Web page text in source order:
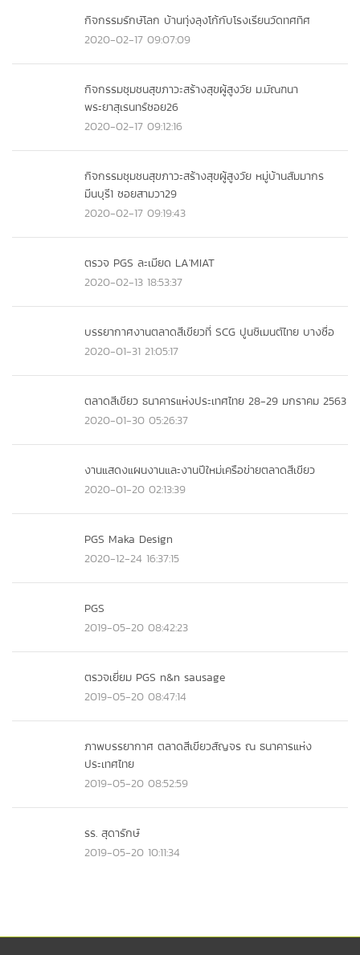
กิจกรรมรักษ์โลก บ้านทุ่งลุงโก้กับโรงเรียนวัดทศทิศ
2020-02-17 09:07:09
กิจกรรมชุมชนสุขภาวะสร้างสุขผู้สูงวัย ม.มัณฑนา
พระยาสุเรนทร์ซอย26
2020-02-17 09:12:16
กิจกรรมชุมชนสุขภาวะสร้างสุขผู้สูงวัย หมู่บ้านสัมมากร
มีนบุรี1 ซอยสามวา29
2020-02-17 09:19:43
ตรวจ PGS ละเมียด LA'MIAT
2020-02-13 18:53:37
บรรยากาศงานตลาดสีเขียวที่ SCG ปูนซิเมนต์ไทย บางซื่อ
2020-01-31 21:05:17
ตลาดสีเขียว ธนาคารแห่งประเทศไทย 28-29 มกราคม 2563
2020-01-30 05:26:37
งานแสดงแผนงานและงานปีใหม่เครือข่ายตลาดสีเขียว
2020-01-20 02:13:39
PGS Maka Design
2020-12-24 16:37:15
PGS
2019-05-20 08:42:23
ตรวจเยี่ยม PGS n&n sausage
2019-05-20 08:47:14
ภาพบรรยากาศ ตลาดสีเขียวสัญจร ณ ธนาคารแห่ง
ประเทศไทย
2019-05-20 08:52:59
รร. สุดารักษ์
2019-05-20 10:11:34